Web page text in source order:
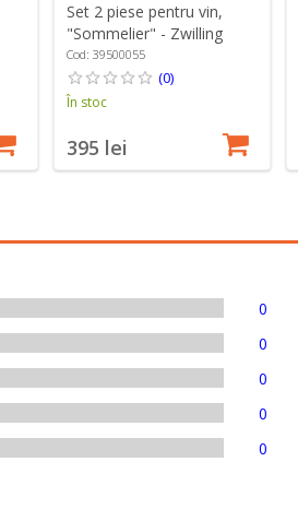
Set 2 piese pentru vin,
"Sommelier" - Zwilling
Cod: 39500055
(0)
În stoc
395 lei
0
0
0
0
0